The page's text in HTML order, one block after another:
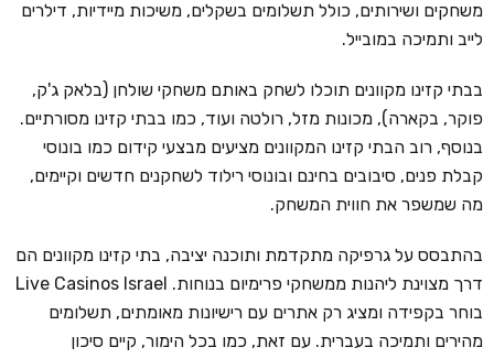
משחקים ושירותים, כולל תשלומים בשקלים, משיכות מיידיות, דילרים
לייב ותמיכה במובייל.
בבתי קזינו מקוונים תוכלו לשחק באותם משחקי שולחן (בלאק ג'ק,
פוקר, בקארה), מכונות מזל, רולטה ועוד, כמו בבתי קזינו מסורתיים.
בנוסף, רוב הבתי קזינו המקוונים מציעים מבצעי קידום כמו בונוסי
קבלת פנים, סיבובים בחינם ובונוסי רילוד לשחקנים חדשים וקיימים,
מה שמשפר את חווית המשחק.
בהתבסס על גרפיקה מתקדמת ותוכנה יציבה, בתי קזינו מקוונים הם
דרך מצוינת ליהנות ממשחקי פרימיום בנוחות. Live Casinos Israel
בוחר בקפידה ומציג רק אתרים עם רישיונות מאומתים, תשלומים
מהירים ותמיכה בעברית. עם זאת, כמו בכל הימור, קיים סיכון